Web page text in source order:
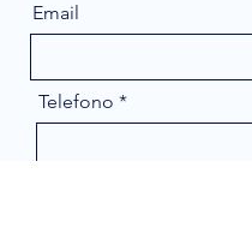
Email
Telefono